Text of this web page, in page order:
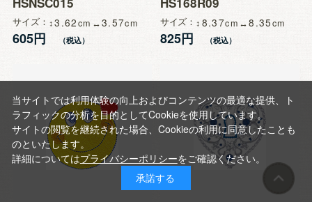
サイズ 3.62 3.57
605円
サイズ 8.37 8.35
825円
当サイトでは利用体験の向上およびコンテンツの最適な提供、ト
ラフィックの分析を目的としてCookieを使用しています。
サイトの閲覧を継続された場合、Cookieの利用に同意したことも
のといたします。
詳細についてはプライバシーポリシーをご確認ください。
承諾する